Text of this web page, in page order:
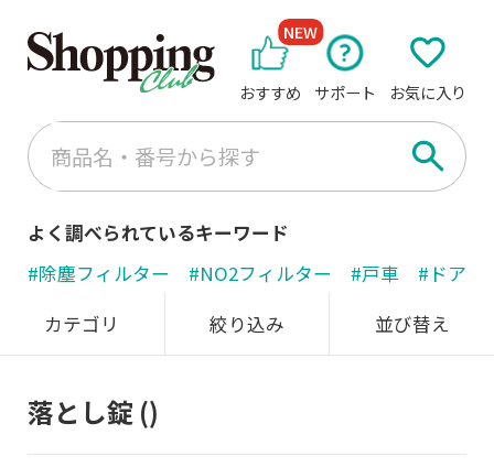
おすすめ
NEW
サポート お気に入り
よく調べられているキーワード
#除塵フィルター
#NO2フィルター #戸車
#ドアノ
カテゴリ
絞り込み 並び替え
落とし錠 ()